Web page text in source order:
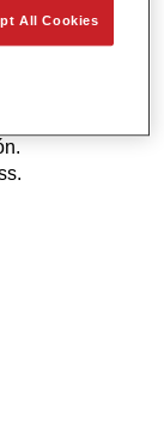
All Cookies